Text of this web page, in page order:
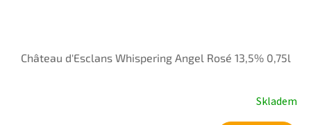
Château d'Esclans Whispering Angel Rosé 13,5% 0,75l
Skladem